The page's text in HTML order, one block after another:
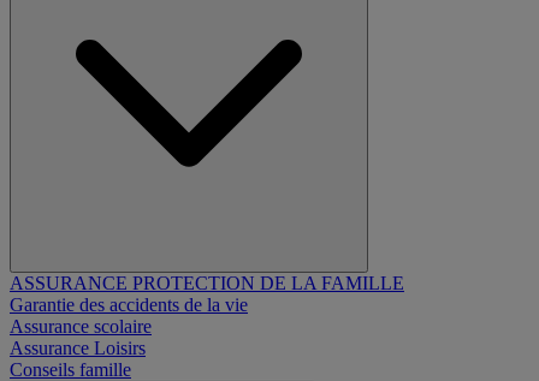
ASSURANCE PROTECTION DE LA FAMILLE
Garantie des accidents de la vie
Assurance scolaire
Assurance Loisirs
Conseils famille